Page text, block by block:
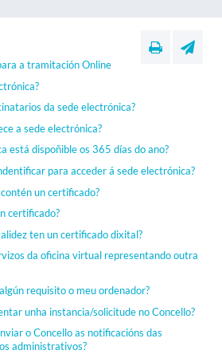
a tramitación Online
da sede electrónica?
a sede electrónica?
está dispoñible os 365 días do ano?
para acceder á sede electrónica?
un certificado?
certificado?
ten un certificado dixital?
da oficina virtual representando outra
requisito o meu ordenador?
unha instancia/solicitude no Concello?
o Concello as notificacións das
administrativos?